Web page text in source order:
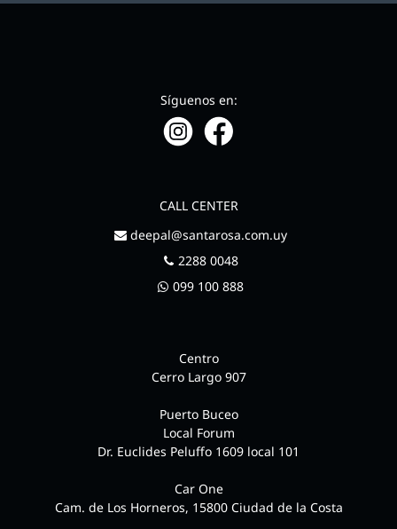
Centro
Cerro Largo 907
Puerto Buceo
Local Forum
Dr. Euclides Peluffo 1609 local 101
Car One
Cam. de Los Horneros, 15800 Ciudad de la Costa
CALL CENTER
deepal@santarosa.com.uy
2288 0048
099 100 888
Síguenos en: